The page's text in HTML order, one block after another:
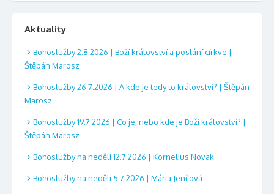
Aktuality
Bohoslužby 2.8.2026 | Boží království a poslání církve |
Štěpán Marosz
Bohoslužby 26.7.2026 | A kde je tedy to království? | Štěpán
Marosz
Bohoslužby 19.7.2026 | Co je, nebo kde je Boží království? |
Štěpán Marosz
Bohoslužby na neděli 12.7.2026 | Kornelius Novak
Bohoslužby na neděli 5.7.2026 | Mária Jenčová